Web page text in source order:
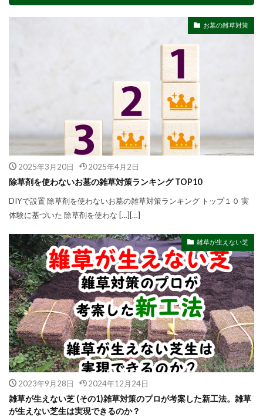
お墓の雑草対策
2025年3月20日 2025年4月2日
除草剤を使わないお墓の雑草対策ランキング TOP10
DIYで設置 除草剤を使わないお墓の雑草対策ランキング トップ１０ 実
体験に基づいた 除草剤を使わな […][…]
雑草が生えない芝
2023年9月28日 2024年12月24日
雑草が生えない芝 (その1)雑草対策のプロが考案した新工法。雑草
が生えない芝生は実現できるのか？